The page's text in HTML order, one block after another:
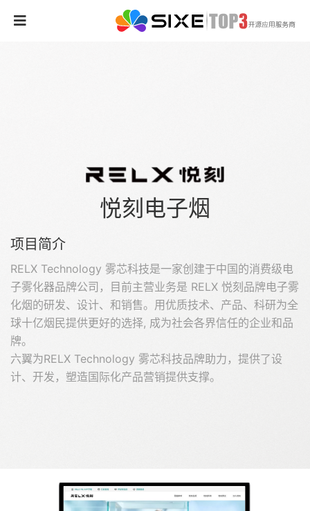
悦刻电子烟
项目简介
RELX Technology 雾芯科技是一家创建于中国的消费级电
子雾化器品牌公司，目前主营业务是 RELX 悦刻品牌电子雾
化烟的研发、设计、和销售。用优质技术、产品、科研为全
球十亿烟民提供更好的选择, 成为社会各界信任的企业和品
牌。
六翼为RELX Technology 雾芯科技品牌助力，提供了设
计、开发，塑造国际化产品营销提供支撑。